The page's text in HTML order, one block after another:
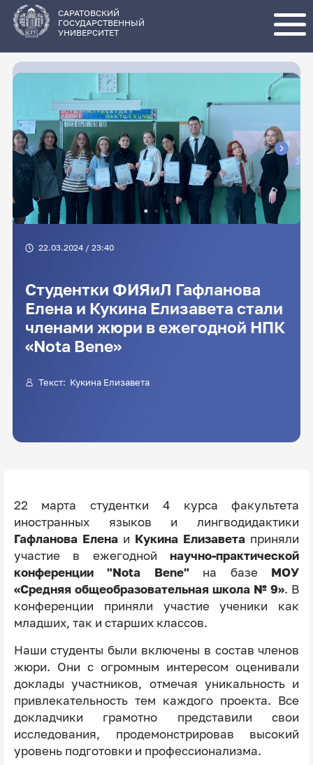
основному
содержанию
САРАТОВСКИЙ
ГОСУДАРСТВЕННЫЙ
УНИВЕРСИТЕТ
22.03.2024 / 23:40
Студентки ФИЯиЛ Гафланова
Елена и Кукина Елизавета стали
членами жюри в ежегодной НПК
«Nota Bene»
Текст: Кукина Елизавета
22 марта студентки 4 курса факультета
иностранных языков и лингводидактики
Гафланова Еленаи Кукина Елизавета приняли
участие в ежегоднойнаучно-практической
конференции "Nota Bene" на базе МОУ
«Средняя общеобразовательная школа № 9». В
конференции приняли участие ученики как
младших, так и старших классов.
Наши студенты были включены в состав членов
жюри. Они с огромным интересом оценивали
доклады участников, отмечая уникальность и
привлекательность тем каждого проекта. Все
докладчики грамотно представили свои
исследования, продемонстрировав высокий
уровень подготовки и профессионализма.